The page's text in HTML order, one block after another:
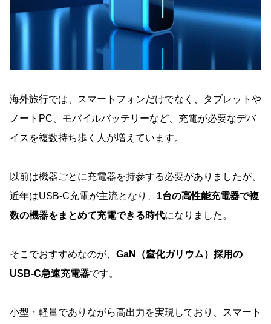
海外旅行では、スマートフォンだけでなく、タブレットや
ノートPC、モバイルバッテリーなど、充電が必要なデバ
イスを複数持ち歩く人が増えています。
以前は機器ごとに充電器を持参する必要がありましたが、
近年はUSB-C充電が主流となり、 1台の高性能充電器で複
数の機器をまとめて充電できる時代になりました。
そこでおすすめなのが、 GaN（窒化ガリウム）採用の
USB-C急速充電器です。
小型・軽量でありながら高出力を実現しており、スマート